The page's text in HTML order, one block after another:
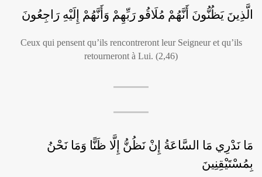
الَّذِينَ يَظُنُّونَ أَنَّهُمْ مُلَاقُو رَبِّهِمْ وَأَنَّهُمْ إِلَيْهِ رَاجِعُونَ
Ceux qui pensent qu’ils rencontreront leur Seigneur et qu’ils
retourneront à Lui. (2,46)
مَا نَدْرِي مَا السَّاعَةُ إِنْ نَظُنُّ إِلَّا ظَنًّا وَمَا نَحْنُ
بِمُسْتَيْقِنِينَ